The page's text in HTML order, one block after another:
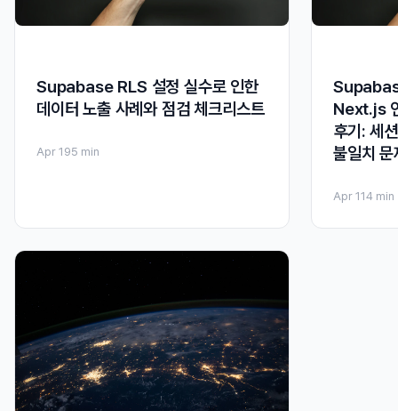
Supabase RLS 설정 실수로 인한
데이터 노출 사례와 점검 체크리스트
Apr 195 min
Next.js
후기: 세
불일치 문
Apr 114 min